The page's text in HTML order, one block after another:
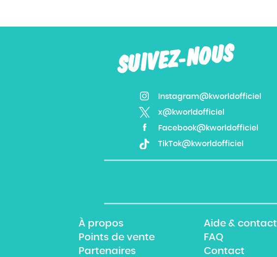
SUIVEZ-NOUS
Instagram@kworldofficiel
x@kworldofficiel
Facebook@kworldofficiel
TikTok@kworldofficiel
À propos
Points de vente
Partenaires
Aide & contact
FAQ
Contact